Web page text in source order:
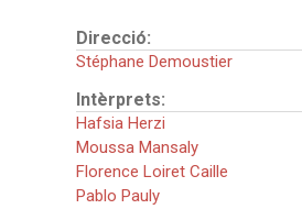
Direcció:
Stéphane Demoustier
Intèrprets:
Hafsia Herzi
Moussa Mansaly
Florence Loiret Caille
Pablo Pauly